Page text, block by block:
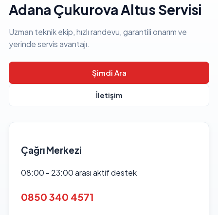
Adana Çukurova Altus Servisi
Uzman teknik ekip, hızlı randevu, garantili onarım ve
yerinde servis avantajı.
Şimdi Ara
İletişim
Çağrı Merkezi
08:00 - 23:00 arası aktif destek
0850 340 4571